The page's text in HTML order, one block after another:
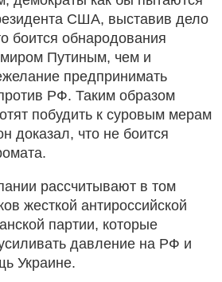
США, выставив дело
боится обнародования
Путиным, чем и
предпринимать
РФ. Таким образом
побудить к суровым мерам
доказал, что не боится
рассчитывают в том
жесткой антироссийской
партии, которые
давление на РФ и
Украине.